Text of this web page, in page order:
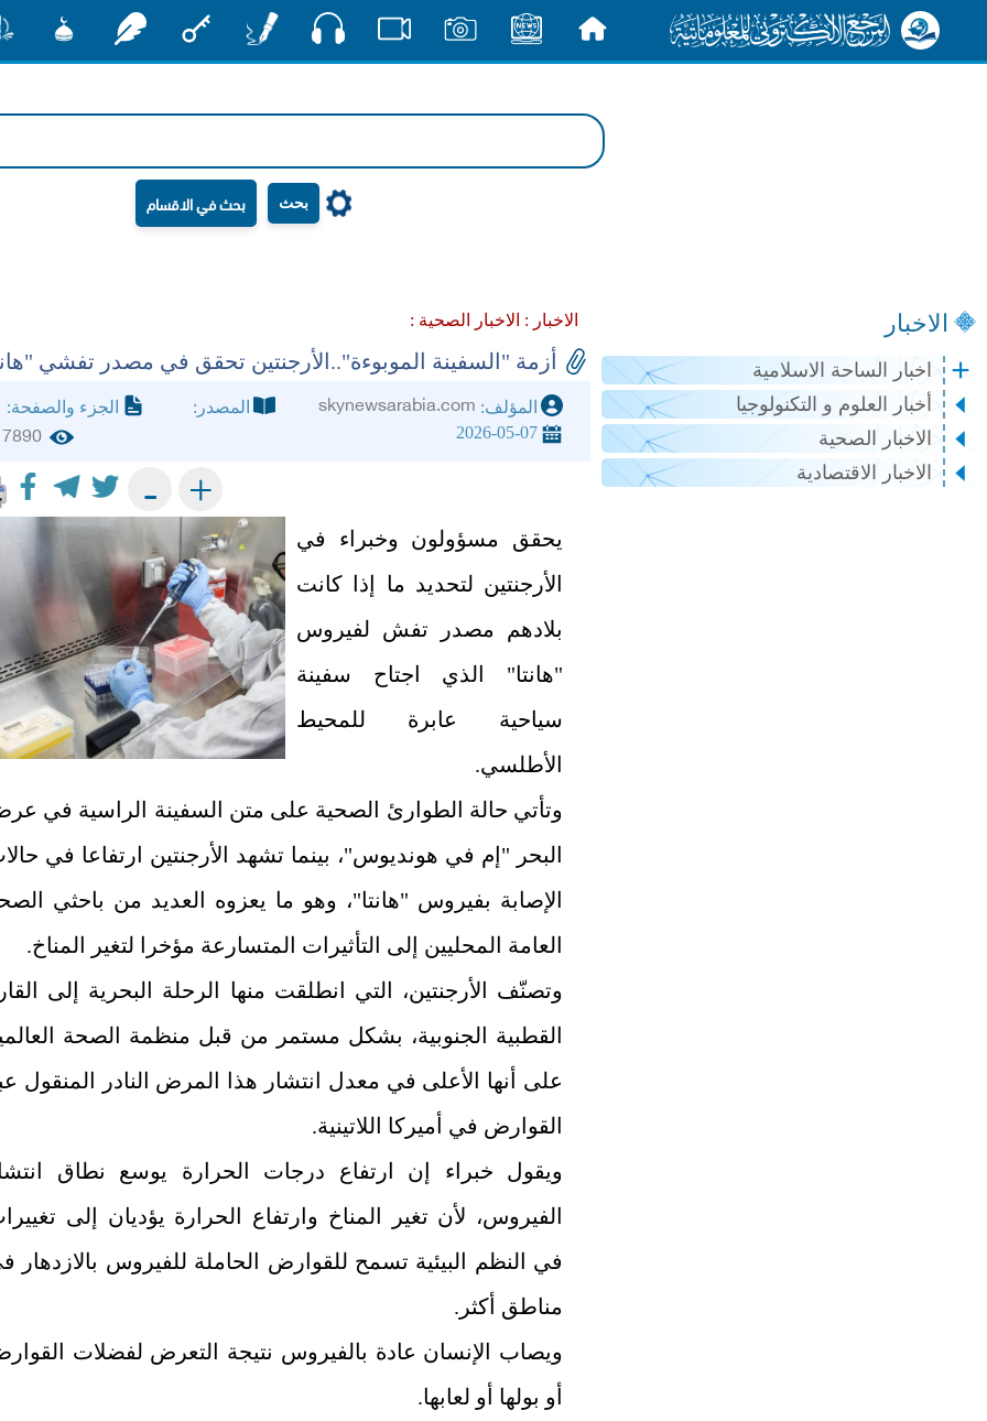
بحث
الاخبار
اخبار الساحة الاسلامية
أخبار العلوم و التكنولوجيا
الاخبار الصحية
الاخبار الاقتصادية
الاخبار : الاخبار الصحية :
أزمة "السفينة الموبوءة"..الأرجنتين تحقق في مصدر تفشي
المؤلف: skynewsarabia.com المصدر:
الجزء والصفحة:
2026-05-07
7890
+
-
يحقق مسؤولون وخبراء في
الأرجنتين لتحديد ما إذا كانت
بلادهم مصدر تفش لفيروس
"هانتا" الذي اجتاح سفينة
سياحية عابرة للمحيط
الأطلسي.
وتأتي حالة الطوارئ الصحية على متن السفينة الراسية في
البحر "إم في هونديوس"، بينما تشهد الأرجنتين ارتفاعا في
الإصابة بفيروس "هانتا"، وهو ما يعزوه العديد من باحثي
العامة المحليين إلى التأثيرات المتسارعة مؤخرا لتغير المناخ.
وتصنّف الأرجنتين، التي انطلقت منها الرحلة البحرية إلى
القطبية الجنوبية، بشكل مستمر من قبل منظمة الصحة
على أنها الأعلى في معدل انتشار هذا المرض النادر المنقول
القوارض في أميركا اللاتينية.
ويقول خبراء إن ارتفاع درجات الحرارة يوسع نطاق
الفيروس، لأن تغير المناخ وارتفاع الحرارة يؤديان إلى
في النظم البيئية تسمح للقوارض الحاملة للفيروس بالازدهار
مناطق أكثر.
ويصاب الإنسان عادة بالفيروس نتيجة التعرض لفضلات
أو بولها أو لعابها.